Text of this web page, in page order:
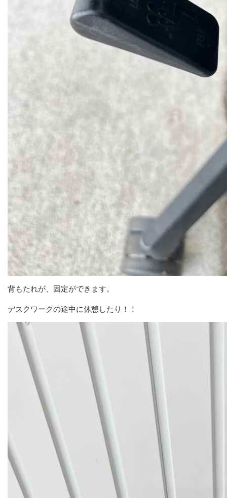
背もたれが、固定ができます。
デスクワークの途中に休憩したり！！